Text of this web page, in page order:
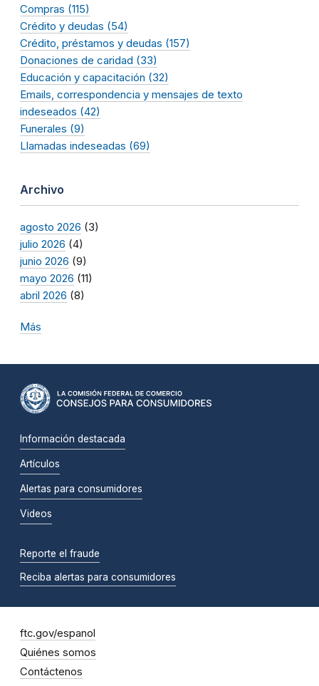
Compras (115)
Crédito y deudas (54)
Crédito, préstamos y deudas (157)
Donaciones de caridad (33)
Educación y capacitación (32)
Emails, correspondencia y mensajes de texto
indeseados (42)
Funerales (9)
Llamadas indeseadas (69)
Archivo
agosto 2026 (3)
julio 2026 (4)
junio 2026 (9)
mayo 2026 (11)
abril 2026 (8)
Más
Información destacada
Artículos
Alertas para consumidores
Videos
Reporte el fraude
Reciba alertas para consumidores
ftc.gov/espanol
Quiénes somos
Contáctenos